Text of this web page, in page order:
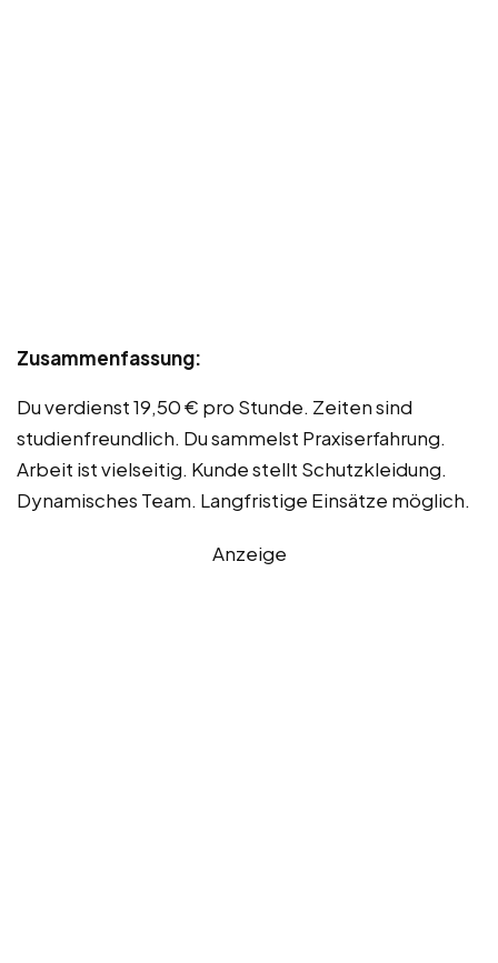
Zusammenfassung:
Du verdienst 19,50 € pro Stunde. Zeiten sind
studienfreundlich. Du sammelst Praxiserfahrung.
Arbeit ist vielseitig. Kunde stellt Schutzkleidung.
Dynamisches Team. Langfristige Einsätze möglich.
Anzeige